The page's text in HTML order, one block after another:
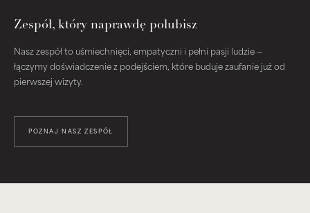
Zespół, który naprawdę polubisz
Nasz zespół to uśmiechnięci, empatyczni i pełni pasji ludzie —
łączymy doświadczenie z podejściem, które buduje zaufanie już od
pierwszej wizyty.
POZNAJ NASZ ZESPÓŁ